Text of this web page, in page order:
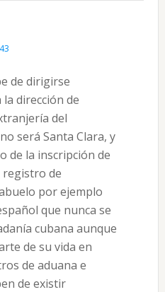
de dirigirse
dirección de
del
será Santa Clara, y
de la inscripción de
de
por ejemplo
que nunca se
cubana aunque
de su vida en
de aduana e
de existir